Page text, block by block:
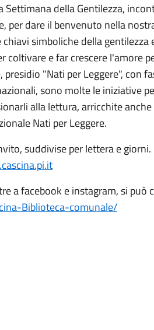
della Gentilezza,
per dare il benvenuto nella
simboliche della gentilezza
coltivare e far crescere l'amore
"Nati per Leggere", con
sono molte le iniziative
alla lettura, arricchite anche
Nati per Leggere.
suddivise per lettera e giorni.
a facebook e instagram, si può
Biblioteca-comunale/